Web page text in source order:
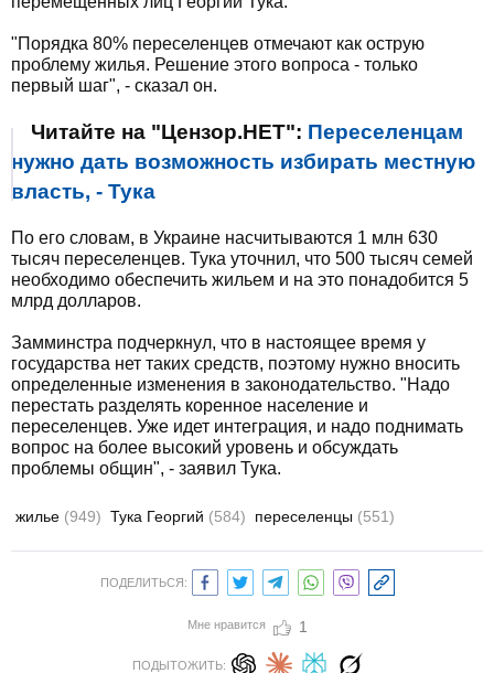
"Порядка 80% переселенцев отмечают как острую
проблему жилья. Решение этого вопроса - только
первый шаг", - сказал он.
Читайте на "Цензор.НЕТ": Переселенцам
нужно дать возможность избирать местную
власть, - Тука
По его словам, в Украине насчитываются 1 млн 630
тысяч переселенцев. Тука уточнил, что 500 тысяч семей
необходимо обеспечить жильем и на это понадобится 5
млрд долларов.
Замминстра подчеркнул, что в настоящее время у
государства нет таких средств, поэтому нужно вносить
определенные изменения в законодательство. "Надо
перестать разделять коренное население и
переселенцев. Уже идет интеграция, и надо поднимать
вопрос на более высокий уровень и обсуждать
проблемы общин", - заявил Тука.
жилье (949) Тука Георгий (584) переселенцы (551)
ПОДЕЛИТЬСЯ:
Мне нравится 1
ПОДЫТОЖИТЬ: